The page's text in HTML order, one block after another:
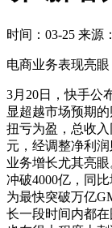
时间：03-25 来源：
电商业务表现亮
3月20日，快手公
显超越市场预期
扭亏为盈，总收入
元，经调整净利
业务增长尤其亮
冲破4000亿，同
为最快突破万亿
长一段时间内都